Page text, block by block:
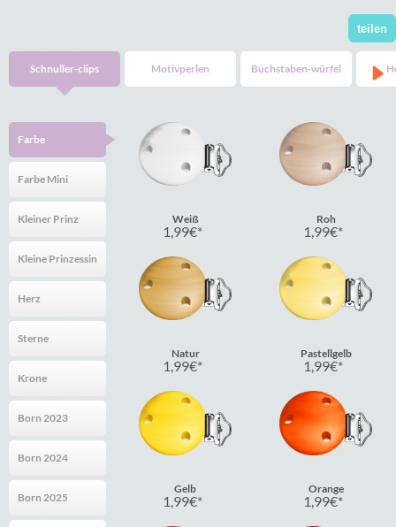
teilen
Schnuller-clips Motivperlen Buchstaben-würfel
Farbe
Farbe Mini
Kleiner Prinz
Kleine Prinzessin
Herz
Sterne
Krone
Born 2023
Born 2024
Born 2025
Weiß
1,99€
Roh
1,99€
Natur
1,99€
Pastellgelb
1,99€
Gelb
1,99€
Orange
1,99€